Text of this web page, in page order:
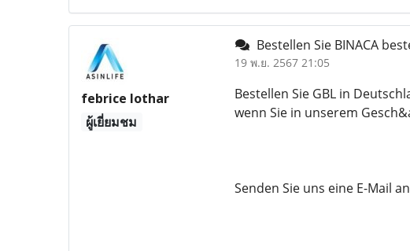
febrice lothar
ผู้เยี่ยมชม
Bestellen Sie BINACA
19 พ.ย. 2567 21:05
Bestellen Sie GBL in
wenn Sie in unserem
Senden Sie uns eine E-Mail